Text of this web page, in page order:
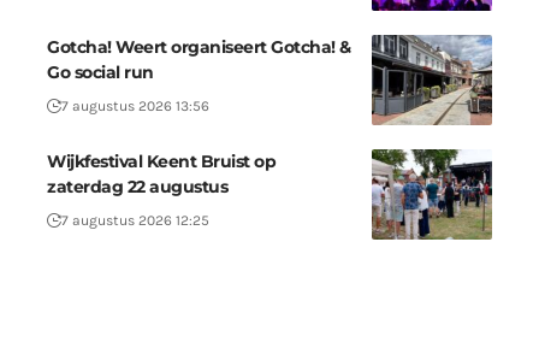
Gotcha! Weert organiseert Gotcha! &
Go social run
7 augustus 2026 13:56
Wijkfestival Keent Bruist op
zaterdag 22 augustus
7 augustus 2026 12:25